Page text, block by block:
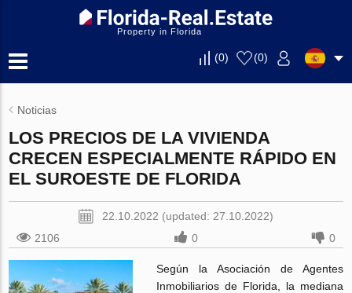
Property in Florida
(0) (0)
Noticias
LOS PRECIOS DE LA VIVIENDA
CRECEN ESPECIALMENTE RÁPIDO EN
EL SUROESTE DE FLORIDA
22.10.2022 (updated: 27.10.2022)
2106
0 0
Según la Asociación de Agentes
Inmobiliarios de Florida, la mediana